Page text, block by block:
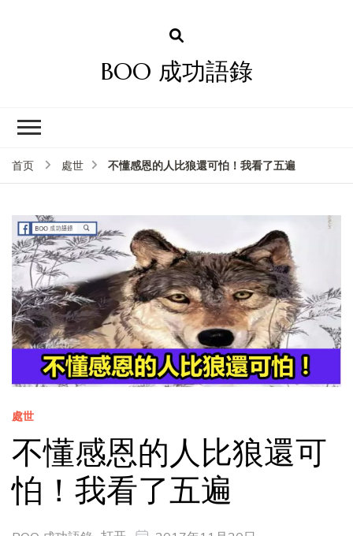
BOO 成功語錄
首页 處世 不懂感恩的人比狼還可怕！我看了五遍
處世
不懂感恩的人比狼還可
怕！我看了五遍